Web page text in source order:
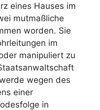
eines Hauses im
mutmaßliche
worden. Sie
im
manipuliert zu
wegen des
einer
in